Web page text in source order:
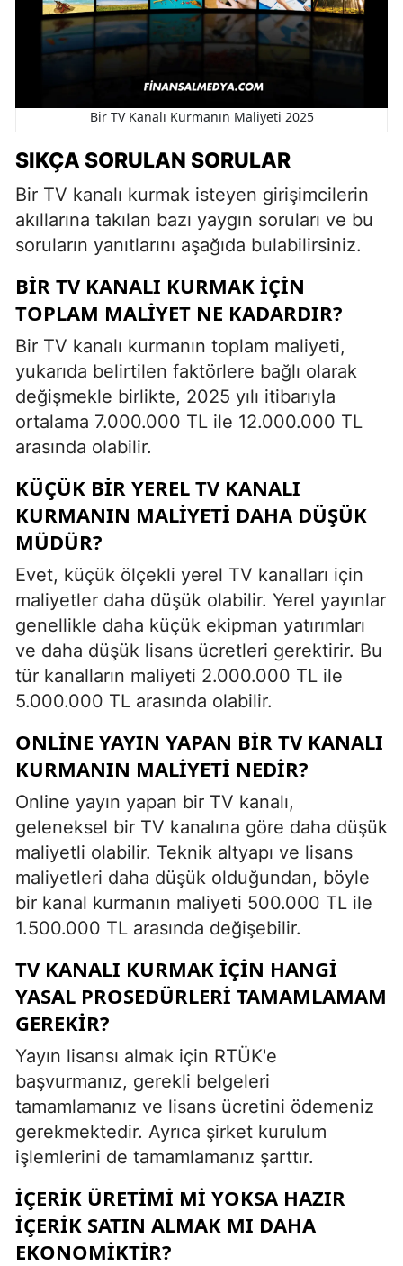
Bir TV Kanalı Kurmanın Maliyeti 2025
SIKÇA SORULAN SORULAR
Bir TV kanalı kurmak isteyen girişimcilerin
akıllarına takılan bazı yaygın soruları ve bu
soruların yanıtlarını aşağıda bulabilirsiniz.
BIR TV KANALI KURMAK IÇIN
TOPLAM MALIYET NE KADARDIR?
Bir TV kanalı kurmanın toplam maliyeti,
yukarıda belirtilen faktörlere bağlı olarak
değişmekle birlikte, 2025 yılı itibarıyla
ortalama 7.000.000 TL ile 12.000.000 TL
arasında olabilir.
KÜÇÜK BIR YEREL TV KANALI
KURMANIN MALIYETI DAHA DÜŞÜK
MÜDÜR?
Evet, küçük ölçekli yerel TV kanalları için
maliyetler daha düşük olabilir. Yerel yayınlar
genellikle daha küçük ekipman yatırımları
ve daha düşük lisans ücretleri gerektirir. Bu
tür kanalların maliyeti 2.000.000 TL ile
5.000.000 TL arasında olabilir.
ONLINE YAYIN YAPAN BIR TV KANALI
KURMANIN MALIYETI NEDIR?
Online yayın yapan bir TV kanalı,
geleneksel bir TV kanalına göre daha düşük
maliyetli olabilir. Teknik altyapı ve lisans
maliyetleri daha düşük olduğundan, böyle
bir kanal kurmanın maliyeti 500.000 TL ile
1.500.000 TL arasında değişebilir.
TV KANALI KURMAK IÇIN HANGI
YASAL PROSEDÜRLERI TAMAMLAMAM
GEREKIR?
Yayın lisansı almak için RTÜK'e
başvurmanız, gerekli belgeleri
tamamlamanız ve lisans ücretini ödemeniz
gerekmektedir. Ayrıca şirket kurulum
işlemlerini de tamamlamanız şarttır.
İÇERIK ÜRETIMI MI YOKSA HAZIR
IÇERIK SATIN ALMAK MI DAHA
EKONOMIKTIR?